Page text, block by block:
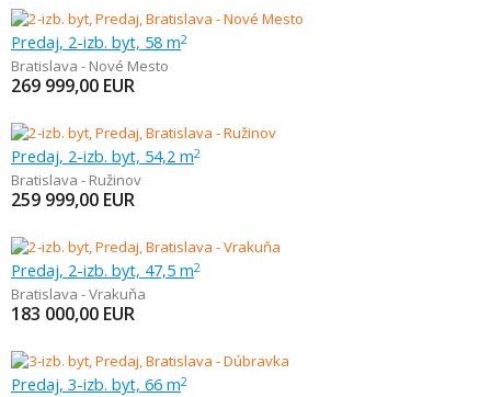
Predaj, 2-izb. byt, 58 m2
Bratislava - Nové Mesto
269 999,00 EUR
Predaj, 2-izb. byt, 54,2 m2
Bratislava - Ružinov
259 999,00 EUR
Predaj, 2-izb. byt, 47,5 m2
Bratislava - Vrakuňa
183 000,00 EUR
Predaj, 3-izb. byt, 66 m2